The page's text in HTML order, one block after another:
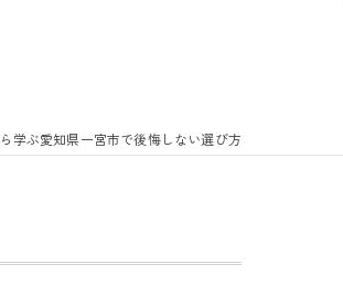
学ぶ愛知県一宮市で後悔しない選び方